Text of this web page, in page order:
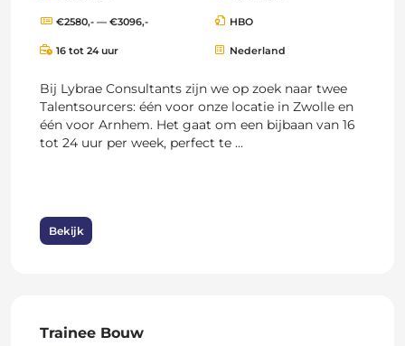
€2580,- — €3096,- HBO
16 tot 24 uur Nederland
Bij Lybrae Consultants zijn we op zoek naar twee
Talentsourcers: één voor onze locatie in Zwolle en
één voor Arnhem. Het gaat om een bijbaan van 16
tot 24 uur per week, perfect te ...
Bekijk
Trainee Bouw